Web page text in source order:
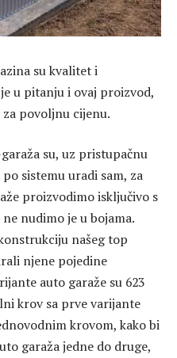
su kvalitet i
u pitanju i ovaj proizvod,
povoljnu cijenu.
su, uz pristupačnu
sistemu uradi sam, za
proizvodimo isključivo s
nudimo je u bojama.
našeg top
njene pojedine
auto garaže su 623
krov sa prve varijante
krovom, kako bi
garaža jedne do druge,